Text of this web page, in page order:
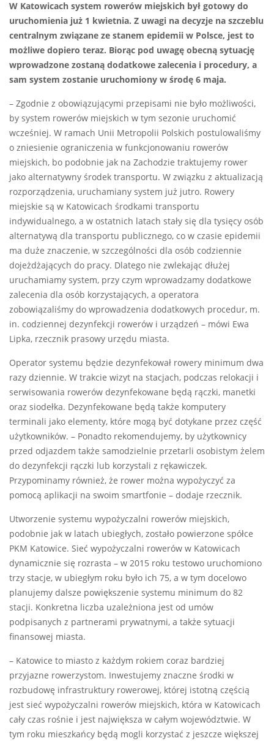
W Katowicach system rowerów miejskich był gotowy do
uruchomienia już 1 kwietnia. Z uwagi na decyzje na szczeblu
centralnym związane ze stanem epidemii w Polsce, jest to
możliwe dopiero teraz. Biorąc pod uwagę obecną sytuację
wprowadzone zostaną dodatkowe zalecenia i procedury, a
sam system zostanie uruchomiony w środę 6 maja.
– Zgodnie z obowiązującymi przepisami nie było możliwości,
by system rowerów miejskich w tym sezonie uruchomić
wcześniej. W ramach Unii Metropolii Polskich postulowaliśmy
o zniesienie ograniczenia w funkcjonowaniu rowerów
miejskich, bo podobnie jak na Zachodzie traktujemy rower
jako alternatywny środek transportu. W związku z aktualizacją
rozporządzenia, uruchamiany system już jutro. Rowery
miejskie są w Katowicach środkami transportu
indywidualnego, a w ostatnich latach stały się dla tysięcy osób
alternatywą dla transportu publicznego, co w czasie epidemii
ma duże znaczenie, w szczególności dla osób codziennie
dojeżdżających do pracy. Dlatego nie zwlekając dłużej
uruchamiamy system, przy czym wprowadzamy dodatkowe
zalecenia dla osób korzystających, a operatora
zobowiązaliśmy do wprowadzenia dodatkowych procedur, m.
in. codziennej dezynfekcji rowerów i urządzeń – mówi Ewa
Lipka, rzecznik prasowy urzędu miasta.
Operator systemu będzie dezynfekował rowery minimum dwa
razy dziennie. W trakcie wizyt na stacjach, podczas relokacji i
serwisowania rowerów dezynfekowane będą rączki, manetki
oraz siodełka. Dezynfekowane będą także komputery
terminali jako elementy, które mogą być dotykane przez część
użytkowników. – Ponadto rekomendujemy, by użytkownicy
przed odjazdem także samodzielnie przetarli osobistym żelem
do dezynfekcji rączki lub korzystali z rękawiczek.
Przypominamy również, że rower można wypożyczyć za
pomocą aplikacji na swoim smartfonie – dodaje rzecznik.
Utworzenie systemu wypożyczalni rowerów miejskich,
podobnie jak w latach ubiegłych, zostało powierzone spółce
PKM Katowice. Sieć wypożyczalni rowerów w Katowicach
dynamicznie się rozrasta – w 2015 roku testowo uruchomiono
trzy stacje, w ubiegłym roku było ich 75, a w tym docelowo
planujemy dalsze powiększenie systemu minimum do 82
stacji. Konkretna liczba uzależniona jest od umów
podpisanych z partnerami prywatnymi, a także sytuacji
finansowej miasta.
– Katowice to miasto z każdym rokiem coraz bardziej
przyjazne rowerzystom. Inwestujemy znaczne środki w
rozbudowę infrastruktury rowerowej, której istotną częścią
jest sieć wypożyczalni rowerów miejskich, która w Katowicach
cały czas rośnie i jest największa w całym województwie. W
tym roku mieszkańcy będą mogli korzystać z jeszcze większej